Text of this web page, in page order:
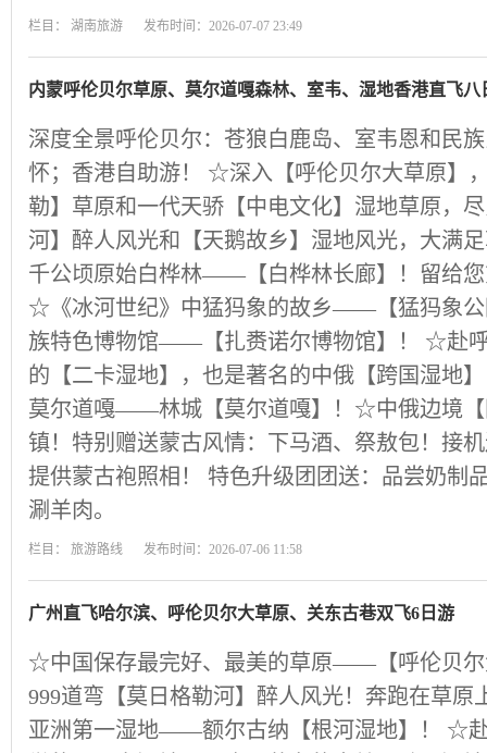
栏目： 湖南旅游 发布时间：2026-07-07 23:49
内蒙呼伦贝尔草原、莫尔道嘎森林、室韦、湿地香港直飞八
深度全景呼伦贝尔：苍狼白鹿岛、室韦恩和民
怀；香港自助游！ ☆深入【呼伦贝尔大草原
勒】草原和一代天骄【中电文化】湿地草原，
河】醉人风光和【天鹅故乡】湿地风光，大满
千公顷原始白桦林——【白桦林长廊】！留给
☆《冰河世纪》中猛犸象的故乡——【猛犸象公
族特色博物馆——【扎赉诺尔博物馆】！ ☆赴
的【二卡湿地】，也是著名的中俄【跨国湿地
莫尔道嘎——林城【莫尔道嘎】！☆中俄边境【
镇！特别赠送蒙古风情：下马酒、祭敖包！接
提供蒙古袍照相！ 特色升级团团送：品尝奶制
涮羊肉。
栏目： 旅游路线 发布时间：2026-07-06 11:58
广州直飞哈尔滨、呼伦贝尔大草原、关东古巷双飞6日游
☆中国保存最完好、最美的草原——【呼伦贝尔
999道弯【莫日格勒河】醉人风光！奔跑在草
亚洲第一湿地——额尔古纳【根河湿地】！ ☆